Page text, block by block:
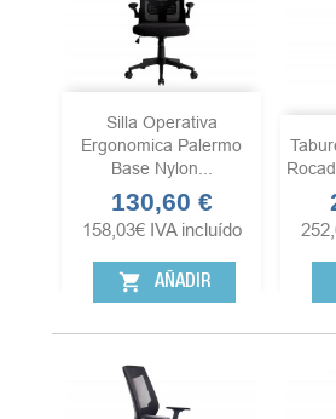
Silla Operativa
Ergonomica Palermo
Base Nylon...
Precio
130,60 €
158,03€ IVA incluído
shopping_cart AÑADIR